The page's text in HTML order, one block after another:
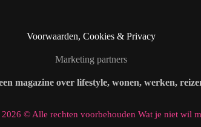
Voorwaarden, Cookies & Privacy
Marketing partners
magazine over lifestyle, wonen, werken,
© Alle rechten voorbehouden Wat je niet wil